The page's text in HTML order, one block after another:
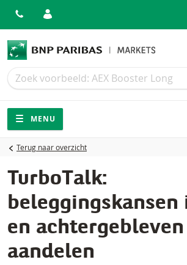
Zoek
Zoek
Navigatie
Site navigatie
MENU
Terug naar overzicht
TurboTalk:
beleggingskansen
en achtergebleven
aandelen